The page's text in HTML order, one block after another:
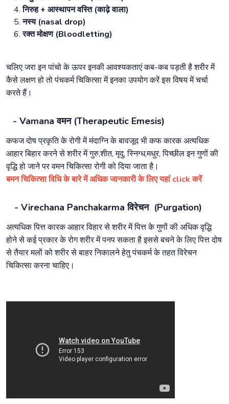
निरुह + आस्थापन वस्ति (काढ़े वाला)
नस्य (nasal drop)
रक्त मोक्षण (Bloodletting)
चलिए जरा इन पांचो के ऊपर इनकी आवश्यकताएं कब-कब पड़ती है शरीर में
कैसे लक्षण हो तो पंचकर्म चिकित्सा में इनका उपयोग करें इस विषय में चर्चा
करते हैं।
- Vamana वमन (Therapeutic Emesis)
कफज दोष प्रकृति के रोगी में मंदाग्नि के बावजूद भी कफ कारक अत्यधिक
आहार बिहार करने से शरीर में गुरु,शीत, मृदु, स्निग्ध,मधुर, पिच्छील इन गुणों की
वृद्धि हो जाने पर वमन चिकित्सा रोगी को दिया जाता है।
बमन चिकित्सा विधि के बारे में अधिक जानकारी के लिए यहां click करें
- Virechana Panchakarma विरेचन (Purgation)
अत्यधिक पित्त कारक आहार विहार से शरीर में पित्त के गुणों की अधिक वृद्धि
होने से कई प्रकार के रोग शरीर में पनप सकता है इससे बचने के लिए पित्त दोष
से तैयार मलों को शरीर से बाहर निकालने हेतु पंचकर्म के तहत विरेचन
चिकित्सा करना चाहिए।